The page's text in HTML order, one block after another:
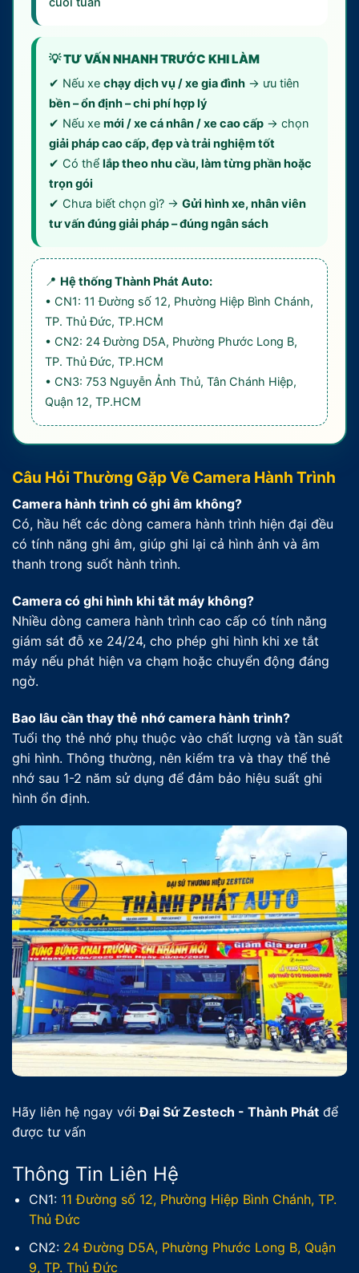
💡 TƯ VẤN NHANH TRƯỚC KHI LÀM
✔ Nếu xe chạy dịch vụ / xe gia đình → ưu tiên
bền – ổn định – chi phí hợp lý
✔ Nếu xe mới / xe cá nhân / xe cao cấp → chọn
giải pháp cao cấp, đẹp và trải nghiệm tốt
✔ Có thể lắp theo nhu cầu, làm từng phần hoặc
trọn gói
✔ Chưa biết chọn gì? → Gửi hình xe, nhân viên
tư vấn đúng giải pháp – đúng ngân sách
📍 Hệ thống Thành Phát Auto:
• CN1: 11 Đường số 12, Phường Hiệp Bình Chánh,
TP. Thủ Đức, TP.HCM
• CN2: 24 Đường D5A, Phường Phước Long B,
TP. Thủ Đức, TP.HCM
• CN3: 753 Nguyễn Ảnh Thủ, Tân Chánh Hiệp,
Quận 12, TP.HCM
Câu Hỏi Thường Gặp Về Camera Hành Trình
Camera hành trình có ghi âm không?
Có, hầu hết các dòng camera hành trình hiện đại đều
có tính năng ghi âm, giúp ghi lại cả hình ảnh và âm
thanh trong suốt hành trình.
Camera có ghi hình khi tắt máy không?
Nhiều dòng camera hành trình cao cấp có tính năng
giám sát đỗ xe 24/24, cho phép ghi hình khi xe tắt
máy nếu phát hiện va chạm hoặc chuyển động đáng
ngờ.
Bao lâu cần thay thẻ nhớ camera hành trình?
Tuổi thọ thẻ nhớ phụ thuộc vào chất lượng và tần suất
ghi hình. Thông thường, nên kiểm tra và thay thế thẻ
nhớ sau 1-2 năm sử dụng để đảm bảo hiệu suất ghi
hình ổn định.
Hãy liên hệ ngay vớiĐại Sứ Zestech - Thành Phát để
được tư vấn
Thông Tin Liên Hệ
CN1: 11 Đường số 12, Phường Hiệp Bình Chánh, TP.
Thủ Đức
CN2: 24 Đường D5A, Phường Phước Long B, Quận
9, TP. Thủ Đức